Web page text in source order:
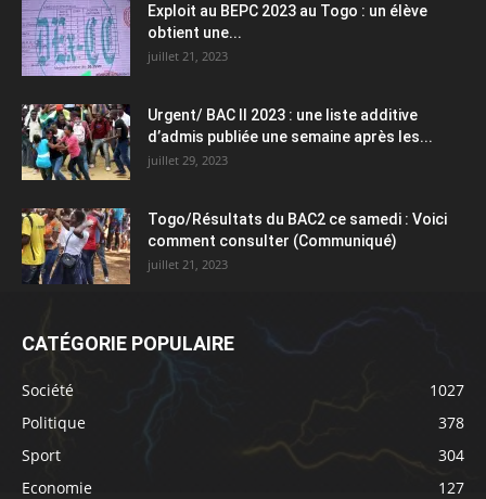
Exploit au BEPC 2023 au Togo : un élève
obtient une...
juillet 21, 2023
Urgent/ BAC II 2023 : une liste additive
d’admis publiée une semaine après les...
juillet 29, 2023
Togo/Résultats du BAC2 ce samedi : Voici
comment consulter (Communiqué)
juillet 21, 2023
CATÉGORIE POPULAIRE
Société
1027
Politique
378
Sport
304
Economie
127